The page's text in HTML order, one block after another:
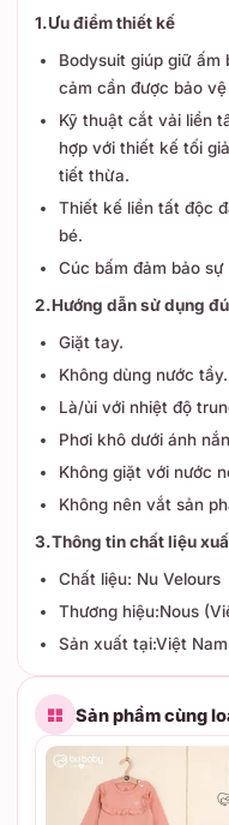
1.Ưu điểm thiết kế
Bodysuit giúp giữ
cảm cần được bảo
Kỹ thuật cắt vải liền
hợp với thiết kế tối
tiết thừa.
Thiết kế liền tất độc
bé.
Cúc bấm đảm bảo
2.Hướng dẫn sử dụng
Giặt tay.
Không dùng nước tẩy.
Là/ủi với nhiệt độ
Phơi khô dưới ánh
Không giặt với nước
Không nên vắt sản
3.Thông tin chất liệu
Chất liệu: Nu Velours
Thương hiệu:Nous
Sản xuất tại:Việt Nam
Sản phẩm cùng